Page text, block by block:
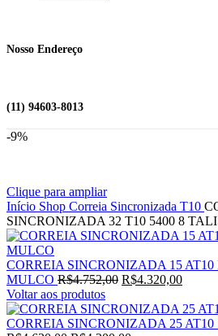
Nosso Endereço
(11) 94603-8013
-9%
Clique para ampliar
Início Shop Correia Sincronizada T10
SINCRONIZADA 32 T10 5400 8
CORREIA SINCRONIZADA 15 AT10
MULCO R$4.752,00 R$4.320,00
Voltar aos produtos
CORREIA SINCRONIZADA 25